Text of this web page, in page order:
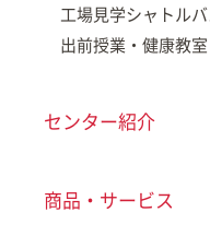
工場見学シャトル
出前授業・健康教室
センター紹介
商品・サービス